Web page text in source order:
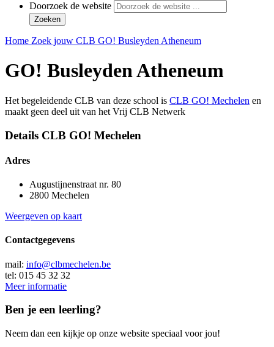
Doorzoek de website
Zoeken
Home Zoek jouw CLB GO! Busleyden Atheneum
GO! Busleyden Atheneum
Het begeleidende CLB van deze school is CLB GO! Mechelen en
maakt geen deel uit van het Vrij CLB Netwerk
Details CLB GO! Mechelen
Adres
Augustijnenstraat nr. 80
2800 Mechelen
Weergeven op kaart
Contactgegevens
mail: info@clbmechelen.be
tel: 015 45 32 32
Meer informatie
Ben je een leerling?
Neem dan een kijkje op onze website speciaal voor jou!